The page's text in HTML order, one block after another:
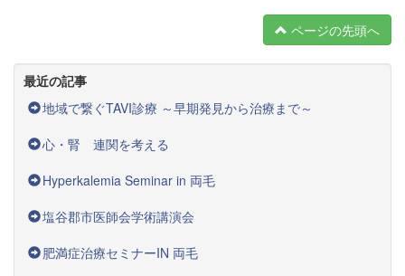
ページの先頭へ
最近の記事
地域で繋ぐTAVI診療 ～早期発見から治療まで～
心・腎 連関を考える
Hyperkalemia Seminar in 両毛
塩谷郡市医師会学術講演会
肥満症治療セミナーIN 両毛